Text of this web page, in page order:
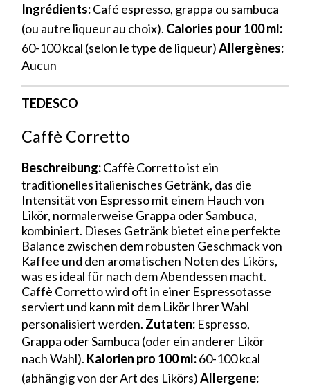
Ingrédients:Café espresso, grappa ou sambuca
(ou autre liqueur au choix). Calories pour 100 ml:
60-100 kcal (selon le type de liqueur)Allergènes:
Aucun
TEDESCO
Caffè Corretto
Beschreibung:Caffè Corretto ist ein
traditionelles italienisches Getränk, das die
Intensität von Espresso mit einem Hauch von
Likör, normalerweise Grappa oder Sambuca,
kombiniert. Dieses Getränk bietet eine perfekte
Balance zwischen dem robusten Geschmack von
Kaffee und den aromatischen Noten des Likörs,
was es ideal für nach dem Abendessen macht.
Caffè Corretto wird oft in einer Espressotasse
serviert und kann mit dem Likör Ihrer Wahl
personalisiert werden. Zutaten: Espresso,
Grappa oder Sambuca (oder ein anderer Likör
nach Wahl). Kalorien pro 100 ml:60-100 kcal
(abhängig von der Art des Likörs)Allergene: